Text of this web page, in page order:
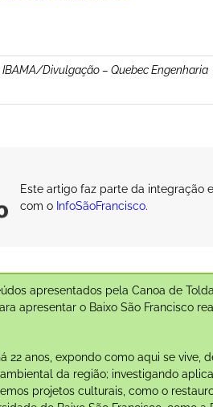
Divulgação – Quebec Engenharia
Este artigo faz parte da integração
com o InfoSãoFrancisco.
apresentados pela Canoa de
apresentar o Baixo São Francisco
22 anos, expondo como aqui se vive,
da região; investigando
projetos culturais, como o